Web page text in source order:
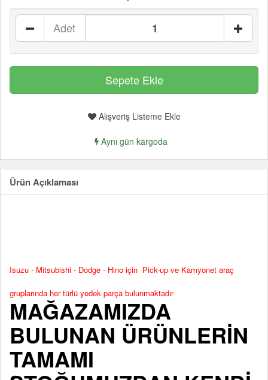
Adet
Alışveriş Listeme Ekle
Aynı gün kargoda
Ürün Açıklaması
Isuzu - Mitsubishi - Dodge - Hino için Pick-up ve Kamyonet araç
gruplarında her türlü yedek parça bulunmaktadır
MAĞAZAMIZDA
BULUNAN ÜRÜNLERİN
TAMAMI